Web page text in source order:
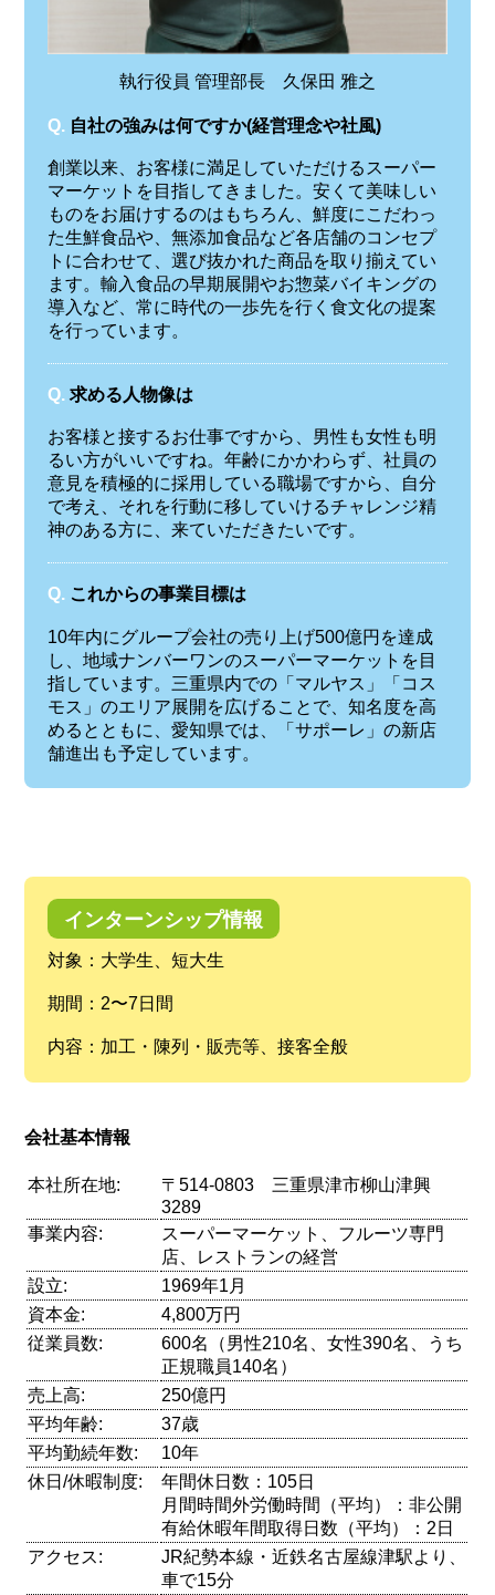
執行役員 管理部長 久保田 雅之
Q. 自社の強みは何ですか(経営理念や社風)
創業以来、お客様に満足していただけるスーパー
マーケットを目指してきました。安くて美味しい
ものをお届けするのはもちろん、鮮度にこだわっ
た生鮮食品や、無添加食品など各店舗のコンセプ
トに合わせて、選び抜かれた商品を取り揃えてい
ます。輸入食品の早期展開やお惣菜バイキングの
導入など、常に時代の一歩先を行く食文化の提案
を行っています。
Q. 求める人物像は
お客様と接するお仕事ですから、男性も女性も明
るい方がいいですね。年齢にかかわらず、社員の
意見を積極的に採用している職場ですから、自分
で考え、それを行動に移していけるチャレンジ精
神のある方に、来ていただきたいです。
Q. これからの事業目標は
10年内にグループ会社の売り上げ500億円を達成
し、地域ナンバーワンのスーパーマーケットを目
指しています。三重県内での「マルヤス」「コス
モス」のエリア展開を広げることで、知名度を高
めるとともに、愛知県では、「サポーレ」の新店
舗進出も予定しています。
インターンシップ情報
対象：大学生、短大生
期間：2〜7日間
内容：加工・陳列・販売等、接客全般
会社基本情報
本社所在地:
〒514-0803 三重県津市柳山津興
3289
事業内容:
スーパーマーケット、フルーツ専門
店、レストランの経営
設立:
1969年1月
資本金:
4,800万円
従業員数:
600名（男性210名、女性390名、うち
正規職員140名）
売上高:
250億円
平均年齢:
37歳
平均勤続年数:
10年
休日/休暇制度:
年間休日数：105日
月間時間外労働時間（平均）：非公開
有給休暇年間取得日数（平均）：2日
アクセス:
JR紀勢本線・近鉄名古屋線津駅より、
車で15分